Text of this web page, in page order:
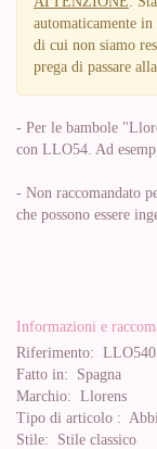
automaticamente
di cui non siamo
prega di passare
- Per le bambole
con LLO54. Ad
- Non raccomandato
che possono essere
Informazioni e
Riferimento:
Fatto in: Spagna
Marchio: Llorens
Tipo di articolo :
Stile: Stile classico